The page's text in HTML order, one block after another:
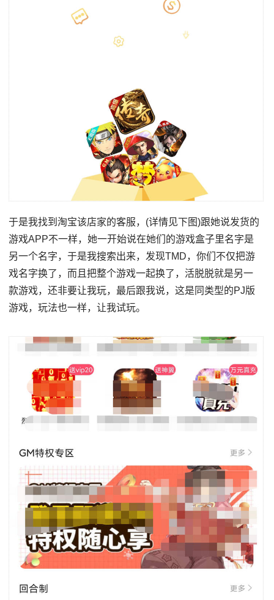
于是我找到淘宝该店家的客服，(详情见下图)跟她说发货的
游戏APP不一样，她一开始说在她们的游戏盒子里名字是
另一个名字，于是我搜索出来，发现TMD，你们不仅把游
戏名字换了，而且把整个游戏一起换了，活脱脱就是另一
款游戏，还非要让我玩，最后跟我说，这是同类型的PJ版
游戏，玩法也一样，让我试玩。